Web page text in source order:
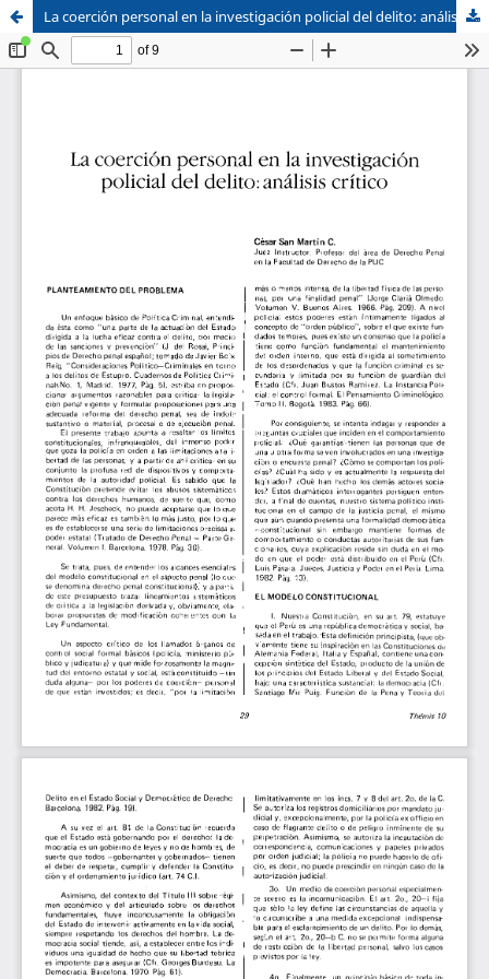
Sistema de
Bibliotecas
Facultad de
Derecho
La coerción personal en la investigación policial del delito: análisis crítico